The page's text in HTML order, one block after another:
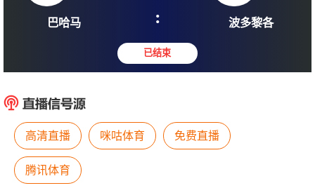
巴哈马
2026-07-07 07:10:00
: 波多
高清直播 咪咕体育 免费直播
腾讯体育